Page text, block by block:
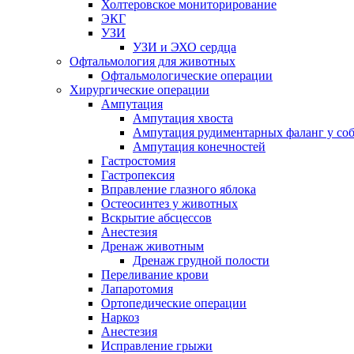
Холтеровское мониторирование
ЭКГ
УЗИ
УЗИ и ЭХО сердца
Офтальмология для животных
Офтальмологические операции
Хирургические операции
Ампутация
Ампутация хвоста
Ампутация рудиментарных фаланг у
Ампутация конечностей
Гастростомия
Гастропексия
Вправление глазного яблока
Остеосинтез у животных
Вскрытие абсцессов
Анестезия
Дренаж животным
Дренаж грудной полости
Переливание крови
Лапаротомия
Ортопедические операции
Наркоз
Анестезия
Исправление грыжи